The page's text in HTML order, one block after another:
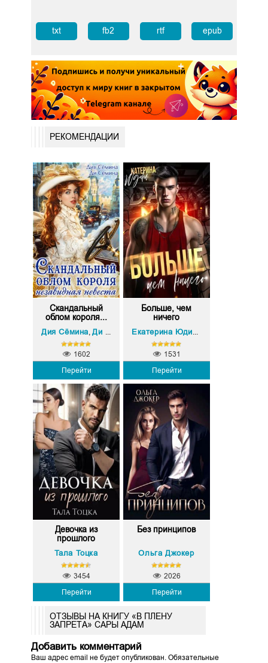
txt fb2 rtf epub
РЕКОМЕНДАЦИИ
Скандальный
облом короля...
Дия Сёмина ,Ди Сёмина
Перейти
1602
Больше, чем
ничего
Перейти
1531
Девочка из
прошлого
Тала Тоцка
Перейти
3454
Без принципов
Ольга Джокер
Перейти
2026
ОТЗЫВЫ НА КНИГУ «В ПЛЕНУ
ЗАПРЕТА» САРЫ АДАМ
Добавить комментарий
Ваш адрес email не будет опубликован. Обязательные